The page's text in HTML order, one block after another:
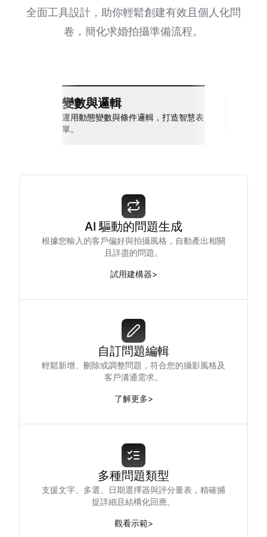
全面工具設計，助你輕鬆創建有效且個人化問
卷，簡化求婚拍攝準備流程。
變數與邏輯
運用動態變數與條件邏輯，打造智慧表
單。
AI 驅動的問題生成
根據您輸入的客戶偏好與拍攝風格，自動產出相關
且詳盡的問題。
試用建構器>
自訂問題編輯
輕鬆新增、刪除或調整問題，符合您的攝影風格及
客戶溝通需求。
了解更多>
多種問題類型
支援文字、多選、日期選擇器與評分量表，精確捕
捉詳細且結構化回應。
觀看示範>